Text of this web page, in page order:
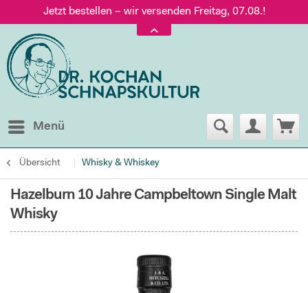
Jetzt bestellen – wir versenden Freitag, 07.08.!
Versand nur 5,60 €, gratis ab 95 € Warenwert
Jetzt bestellen – wir versenden Freitag, 07.08.!
Menü
Übersicht Whisky & Whiskey
Hazelburn 10 Jahre Campbeltown Single Malt
Whisky